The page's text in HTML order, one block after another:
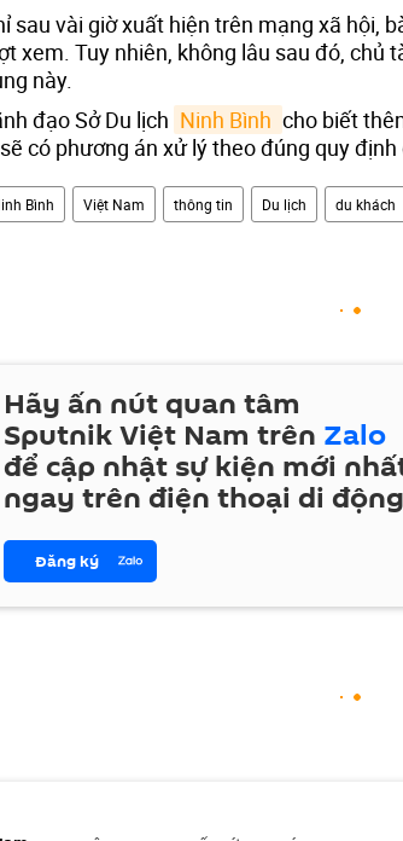
sau vài giờ xuất hiện trên mạng xã hội,
xem. Tuy nhiên, không lâu sau đó, chủ
này.
đạo Sở Du lịch Ninh Bình cho biết
có phương án xử lý theo đúng quy định
Bình Việt Nam thông tin Du lịch du khách
Hãy ấn nút quan tâm
Sputnik Việt Nam trên Zalo
để cập nhật sự kiện mới
ngay trên điện thoại di động
Đăng ký